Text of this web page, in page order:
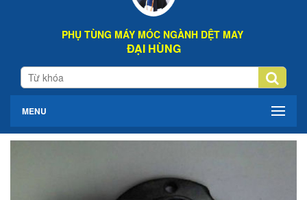
PHỤ TÙNG MÁY MÓC NGÀNH DỆT MAY
ĐẠI HÙNG
MENU